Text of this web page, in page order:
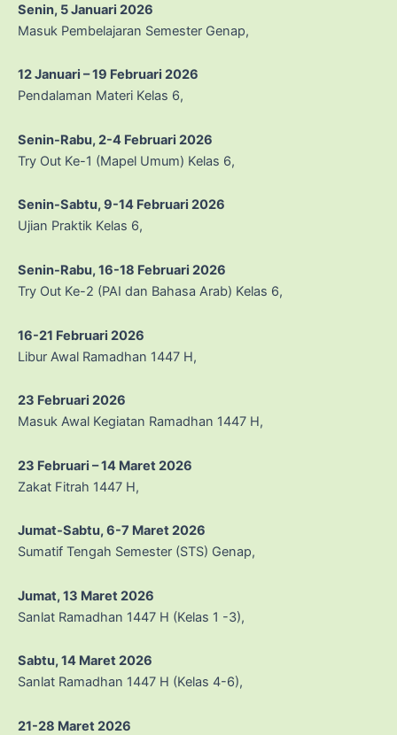
Senin, 5 Januari 2026
Masuk Pembelajaran Semester Genap,
12 Januari – 19 Februari 2026
Pendalaman Materi Kelas 6,
Senin-Rabu, 2-4 Februari 2026
Try Out Ke-1 (Mapel Umum) Kelas 6,
Senin-Sabtu, 9-14 Februari 2026
Ujian Praktik Kelas 6,
Senin-Rabu, 16-18 Februari 2026
Try Out Ke-2 (PAI dan Bahasa Arab) Kelas 6,
16-21 Februari 2026
Libur Awal Ramadhan 1447 H,
23 Februari 2026
Masuk Awal Kegiatan Ramadhan 1447 H,
23 Februari – 14 Maret 2026
Zakat Fitrah 1447 H,
Jumat-Sabtu, 6-7 Maret 2026
Sumatif Tengah Semester (STS) Genap,
Jumat, 13 Maret 2026
Sanlat Ramadhan 1447 H (Kelas 1 -3),
Sabtu, 14 Maret 2026
Sanlat Ramadhan 1447 H (Kelas 4-6),
21-28 Maret 2026